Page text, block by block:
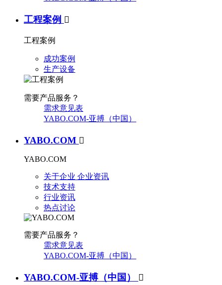
工程案例 
工程案例
成功案例
生产设备
需要产品服务？
需求意见表
YABO.COM-亚搏（中国）
YABO.COM 
YABO.COM
关于企业 企业资讯
技术支持
行业资讯
热点讨论
需要产品服务？
需求意见表
YABO.COM-亚搏（中国）
YABO.COM-亚搏（中国） 